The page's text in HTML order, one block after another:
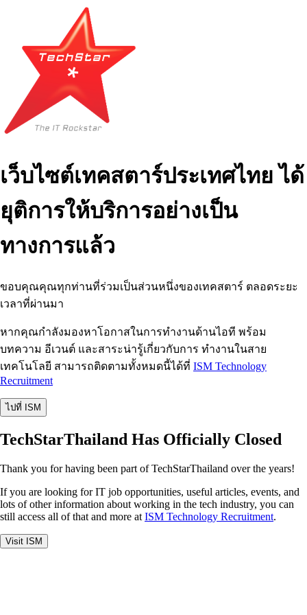
เว็บไซต์เทคสตาร์ประเทศไทย ได้
ยุติการให้บริการอย่างเป็น
ทางการแล้ว
ขอบคุณคุณทุกท่านที่ร่วมเป็นส่วนหนึ่งของเทคสตาร์ ตลอดระยะ
เวลาที่ผ่านมา
หากคุณกำลังมองหาโอกาสในการทำงานด้านไอที พร้อม
บทความ อีเวนต์ และสาระน่ารู้เกี่ยวกับการ ทำงานในสาย
เทคโนโลยี สามารถติดตามทั้งหมดนี้ได้ที่ ISM Technology
Recruitment
ไปที่ ISM
TechStarThailand Has Officially Closed
Thank you for having been part of TechStarThailand over the years!
If you are looking for IT job opportunities, useful articles, events, and
lots of other information about working in the tech industry, you can
still access all of that and more at ISM Technology Recruitment.
Visit ISM